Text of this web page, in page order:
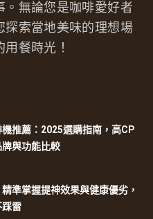
。無論您是咖啡愛好者
探索當地美味的理想場
餐時光！
推薦：2025選購指南，高CP
與功能比較
準掌握提神效果與健康優劣，
踩雷